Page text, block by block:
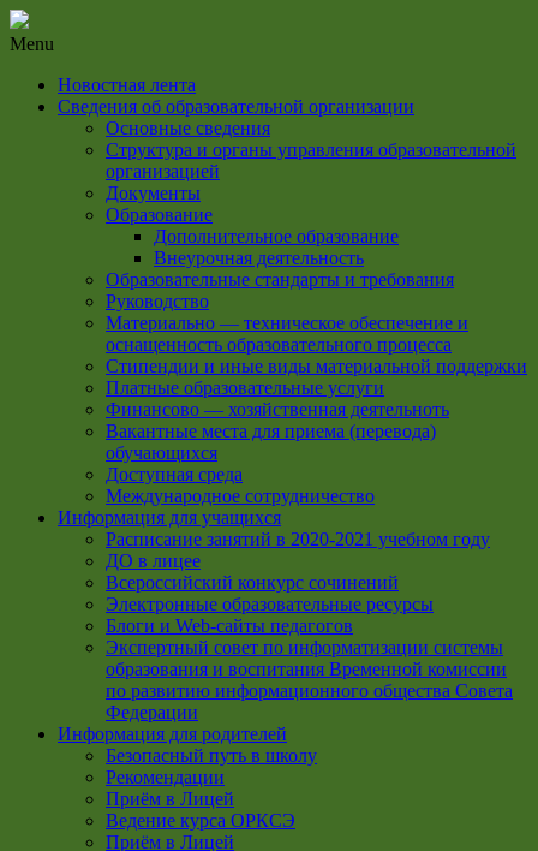
Menu
Новостная лента
Сведения об образовательной организации
Основные сведения
Структура и органы управления образовательной
организацией
Документы
Образование
Дополнительное образование
Внеурочная деятельность
Образовательные стандарты и требования
Руководство
Материально — техническое обеспечение и
оснащенность образовательного процесса
Стипендии и иные виды материальной поддержки
Платные образовательные услуги
Финансово — хозяйственная деятельноть
Вакантные места для приема (перевода)
обучающихся
Доступная среда
Международное сотрудничество
Информация для учащихся
Расписание занятий в 2020-2021 учебном году
ДО в лицее
Всероссийский конкурс сочинений
Электронные образовательные ресурсы
Блоги и Web-сайты педагогов
Экспертный совет по информатизации системы
образования и воспитания Временной комиссии
по развитию информационного общества Совета
Федерации
Информация для родителей
Безопасный путь в школу
Рекомендации
Приём в Лицей
Ведение курса ОРКСЭ
Приём в Лицей